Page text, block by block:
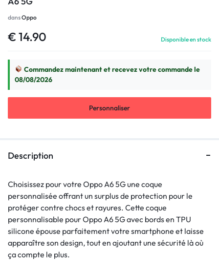
dansOppo
€ 14.90 Disponible en stock
Commandez maintenant et recevez votre commande le
08/08/2026
Personnaliser
Description
Choisissez pour votre Oppo A6 5G une coque
personnalisée offrant un surplus de protection pour le
protéger contre chocs et rayures. Cette coque
personnalisable pour Oppo A6 5G avec bords en TPU
silicone épouse parfaitement votre smartphone et laisse
apparaître son design, tout en ajoutant une sécurité là où
ça compte le plus.